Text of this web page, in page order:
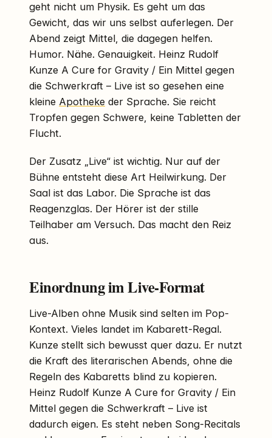
geht nicht um Physik. Es geht um das
Gewicht, das wir uns selbst auferlegen. Der
Abend zeigt Mittel, die dagegen helfen.
Humor. Nähe. Genauigkeit. Heinz Rudolf
Kunze A Cure for Gravity / Ein Mittel gegen
die Schwerkraft – Live ist so gesehen eine
kleine Apotheke der Sprache. Sie reicht
Tropfen gegen Schwere, keine Tabletten der
Flucht.
Der Zusatz „Live“ ist wichtig. Nur auf der
Bühne entsteht diese Art Heilwirkung. Der
Saal ist das Labor. Die Sprache ist das
Reagenzglas. Der Hörer ist der stille
Teilhaber am Versuch. Das macht den Reiz
aus.
Einordnung im Live-Format
Live-Alben ohne Musik sind selten im Pop-
Kontext. Vieles landet im Kabarett-Regal.
Kunze stellt sich bewusst quer dazu. Er nutzt
die Kraft des literarischen Abends, ohne die
Regeln des Kabaretts blind zu kopieren.
Heinz Rudolf Kunze A Cure for Gravity / Ein
Mittel gegen die Schwerkraft – Live ist
dadurch eigen. Es steht neben Song-Recitals